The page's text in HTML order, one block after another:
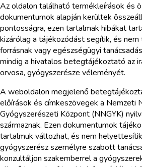
Az oldalon található termékleírások és
dokumentumok alapján kerültek
pontosságra, ezen tartalmak hibákat
kizárólag a tájékozódást segítik, és
forrásnak vagy egészségügyi
mindig a hivatalos betegtájékoztató az
orvosa, gyógyszerésze véleményét.
A weboldalon megjelenő
előírások és címkeszövegek a Nemzeti
Gyógyszerészeti Központ (NNGYK)
származnak. Ezen dokumentumok
tartalmuk változhat, és nem
gyógyszerész személyre szabott
konzultáljon szakemberrel a